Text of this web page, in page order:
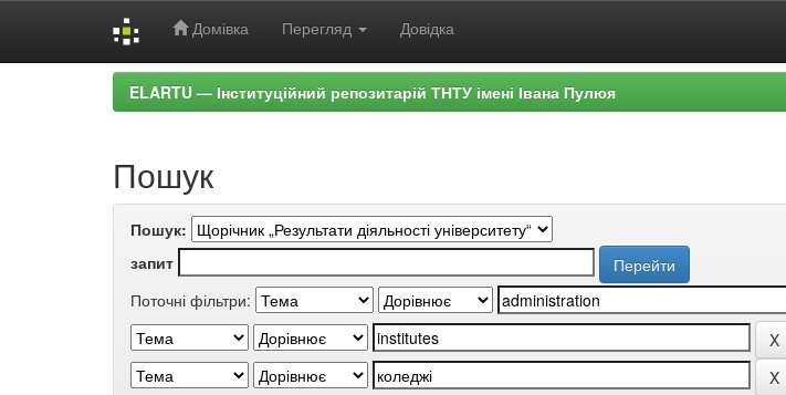
Домівка Перегляд Довідка
ELARTU — Інституційний репозитарій ТНТУ імені Івана Пулюя
Пошук
Пошук:
запит
Поточні фільтри: